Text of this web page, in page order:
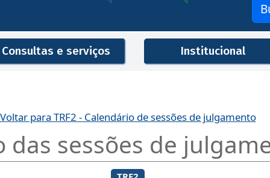
Consultas e serviços Institucional
Voltar para TRF2 - Calendário de sessões de julgamento
das sessões de